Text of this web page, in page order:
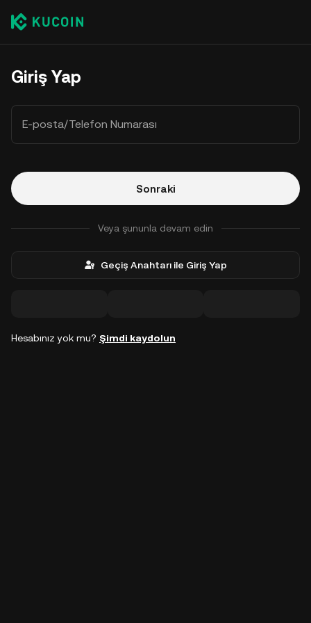
Giriş Yap
E-posta/Telefon Numarası
Sonraki
Veya şununla devam edin
Geçiş Anahtarı ile Giriş Yap
Hesabınız yok mu? Şimdi kaydolun